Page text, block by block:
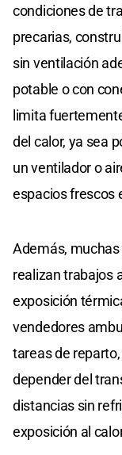
condiciones de
precarias,
sin ventilación
potable o con
limita
del calor, ya sea
un ventilador o
espacios frescos
Además,
realizan trabajos
exposición
vendedores
tareas de
depender del
distancias sin
exposición al